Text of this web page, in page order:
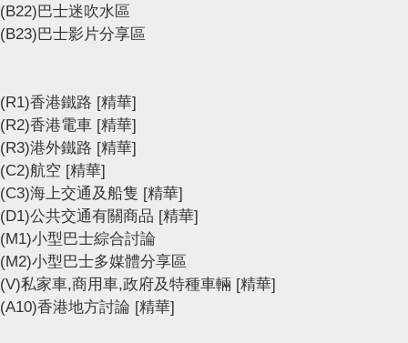
(B22)巴士迷吹水區
(B23)巴士影片分享區
(R1)香港鐵路 [精華]
(R2)香港電車 [精華]
(R3)港外鐵路 [精華]
(C2)航空 [精華]
(C3)海上交通及船隻 [精華]
(D1)公共交通有關商品 [精華]
(M1)小型巴士綜合討論
(M2)小型巴士多媒體分享區
(V)私家車,商用車,政府及特種車輛 [精華]
(A10)香港地方討論 [精華]